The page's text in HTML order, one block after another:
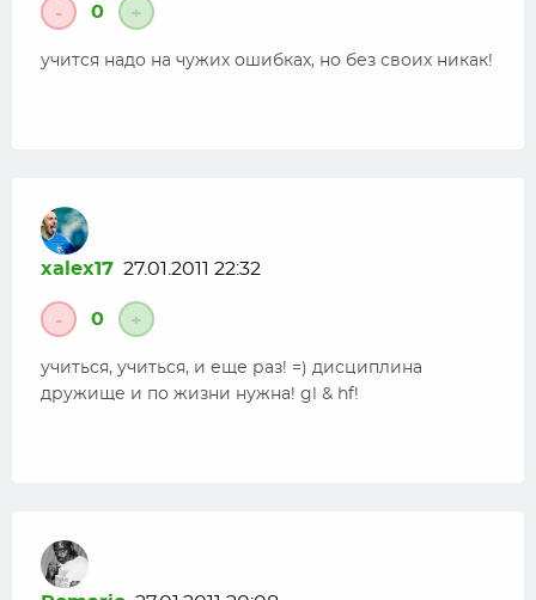
- 0 +
учится надо на чужих ошибках, но без своих никак!
xalex17 27.01.2011 22:32
- 0 +
учиться, учиться, и еще раз! =) дисциплина
дружище и по жизни нужна! gl & hf!